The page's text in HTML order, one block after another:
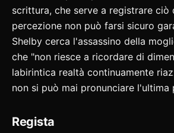
scrittura, che serve a registrare ciò
percezione non può farsi sicuro
Shelby cerca l'assassino della
che "non riesce a ricordare di
labirintica realtà continuamente
non si può mai pronunciare l'ultima
Regista